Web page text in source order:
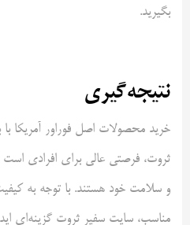
بگیرید.
نتیجه‌گیری
خرید محصولات اصل فوراور آمریکا
ثروت، فرصتی عالی برای افرادی است
و سلامت خود هستند. با توجه به
مناسب، سایت سفیر ثروت گزینه‌ای